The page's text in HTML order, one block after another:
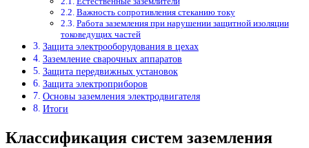
Важность сопротивления стеканию току
Работа заземления при нарушении защитной изоляции
токоведущих частей
Защита электрооборудования в цехах
Заземление сварочных аппаратов
Защита передвижных установок
Защита электроприборов
Основы заземления электродвигателя
Итоги
Классификация систем заземления